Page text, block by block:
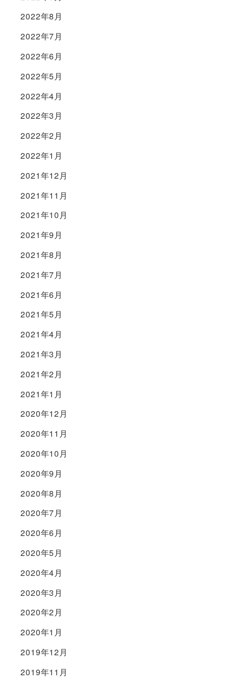
2022年8月
2022年7月
2022年6月
2022年5月
2022年4月
2022年3月
2022年2月
2022年1月
2021年12月
2021年11月
2021年10月
2021年9月
2021年8月
2021年7月
2021年6月
2021年5月
2021年4月
2021年3月
2021年2月
2021年1月
2020年12月
2020年11月
2020年10月
2020年9月
2020年8月
2020年7月
2020年6月
2020年5月
2020年4月
2020年3月
2020年2月
2020年1月
2019年12月
2019年11月